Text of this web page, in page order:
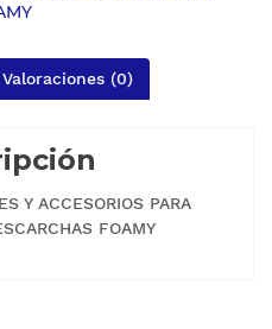
Valoraciones (0)
Y ACCESORIOS PARA
FOAMY